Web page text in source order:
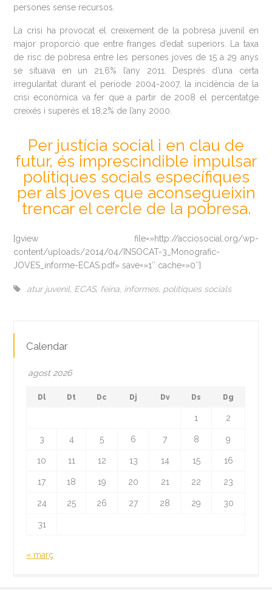
persones sense recursos.
La crisi ha provocat el creixement de la pobresa juvenil en
major proporció que entre franges d’edat superiors. La taxa
de risc de pobresa entre les persones joves de 15 a 29 anys
se situava en un 21,6% l’any 2011. Després d’una certa
irregularitat durant el període 2004-2007, la incidència de la
crisi econòmica va fer que a partir de 2008 el percentatge
creixés i superés el 18,2% de l’any 2000.
Per justícia social i en clau de
futur, és imprescindible impulsar
polítiques socials específiques
per als joves que aconsegueixin
trencar el cercle de la pobresa.
[gview file=»http://acciosocial.org/wp-
content/uploads/2014/04/INSOCAT-3_Monografic-
JOVES_informe-ECAS.pdf» save=»1″ cache=»0″]
atur juvenil, ECAS, feina informes, polítiques socials
Calendar
agost 2026
Dl Dt Dc Dj Dv Ds Dg
1 2
3 4 5 6 7 8 9
10 11 12 13 14 15 16
17 18 19 20 21 22 23
24 25 26 27 28 29 30
31
« març